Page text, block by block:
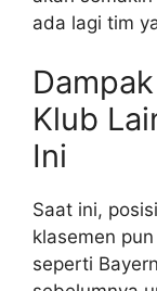
ada lagi tim
Klub
Ini
Saat ini,
klasemen
seperti